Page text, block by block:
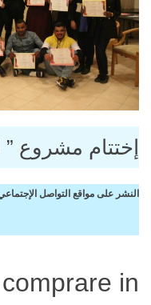
إختتام مشروع ”
النشر على مواقع التواصل الإجتماعي
in